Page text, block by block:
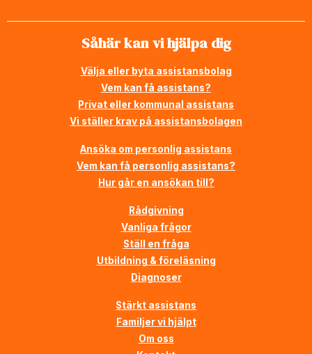
Såhär kan vi hjälpa dig
Välja eller byta assistansbolag
Vem kan få assistans?
Privat eller kommunal assistans
Vi ställer krav på assistansbolagen
Ansöka om personlig assistans
Vem kan få personlig assistans?
Hur går en ansökan till?
Rådgivning
Vanliga frågor
Ställ en fråga
Utbildning & föreläsning
Diagnoser
Stärkt assistans
Familjer vi hjälpt
Om oss